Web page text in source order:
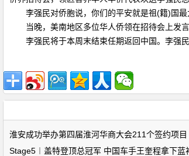
李强民对侨胞说，你们的平安就是祖(籍)国最
当晚，美南地区多位华人侨领在招待会上发言
李强民将于本周末结束任期返回中国。李强
淮安成功举办第四届淮河华商大会211个签约项
Stage5︱盖特登顶总冠军 中国车手王奎程拿下蓝